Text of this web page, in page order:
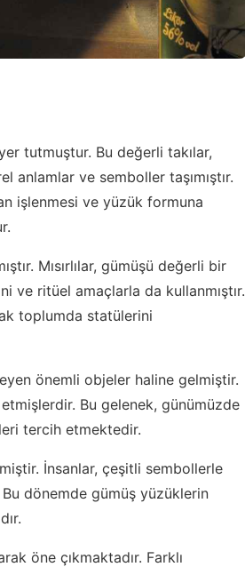
tutmuştur. Bu değerli takılar,
ve semboller taşımıştır.
işlenmesi ve yüzük formuna
Mısırlılar, gümüşü değerli bir
ve ritüel amaçlarla da kullanmıştır.
toplumda statülerini
önemli objeler haline gelmiştir.
Bu gelenek, günümüzde
tercih etmektedir.
İnsanlar, çeşitli sembollerle
dönemde gümüş yüzüklerin
öne çıkmaktadır. Farklı